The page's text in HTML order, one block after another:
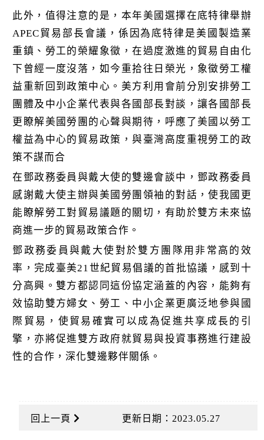
此外，值得注意的是，本年美國選擇在底特律舉辦
APEC貿易部長會議，係因為底特律是美國製造業
重鎮、勞工的榮耀象徵，在過度激進的貿易自由化
下曾經一度沒落，如今重拾往日榮光，象徵勞工權
益重新回到政策中心。美方利用會前分別安排勞工
團體及中小企業代表與各國部長對談，讓各國部長
更瞭解美國勞團的心聲與期待，呼應了美國以勞工
權益為中心的貿易政策，與臺灣高度重視勞工的政
策不謀而合
在鄧政務委員與戴大使的雙邊會談中，鄧政務委員
感謝戴大使主辦與美國勞團領袖的對話，使我國更
能瞭解勞工對貿易議題的關切，有助於雙方未來協
商進一步的貿易政策合作。
鄧政務委員與戴大使對於雙方團隊用非常高的效
率，完成臺美21世紀貿易倡議的首批協議，感到十
分高興。雙方都認同這份協定涵蓋的內容，能夠有
效協助雙方婦女、勞工、中小企業更廣泛地參與國
際貿易，使貿易確實可以成為促進共享成長的引
擎，亦將促進雙方政府就貿易與投資事務進行建設
性的合作，深化雙邊夥伴關係。
回上一頁 更新日期：2023.05.27